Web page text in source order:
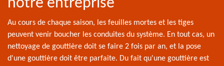
notre entreprise
Au cours de chaque saison, les feuilles mortes et les tiges
peuvent venir boucher les conduites du système. En tout cas, un
nettoyage de gouttière doit se faire 2 fois par an, et la pose
d'une gouttière doit être parfaite. Du fait qu'une gouttière est